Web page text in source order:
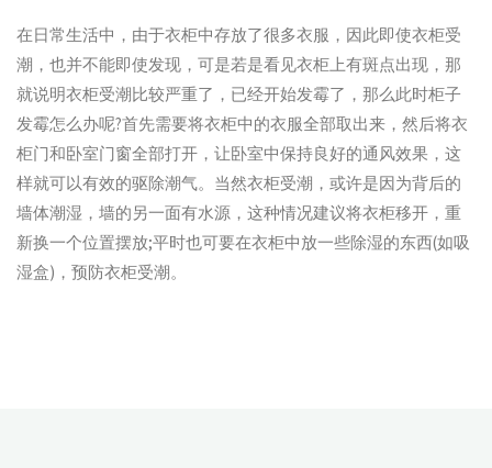
在日常生活中，由于衣柜中存放了很多衣服，因此即使衣柜受
潮，也并不能即使发现，可是若是看见衣柜上有斑点出现，那
就说明衣柜受潮比较严重了，已经开始发霉了，那么此时柜子
发霉怎么办呢?首先需要将衣柜中的衣服全部取出来，然后将衣
柜门和卧室门窗全部打开，让卧室中保持良好的通风效果，这
样就可以有效的驱除潮气。当然衣柜受潮，或许是因为背后的
墙体潮湿，墙的另一面有水源，这种情况建议将衣柜移开，重
新换一个位置摆放;平时也可要在衣柜中放一些除湿的东西(如吸
湿盒)，预防衣柜受潮。